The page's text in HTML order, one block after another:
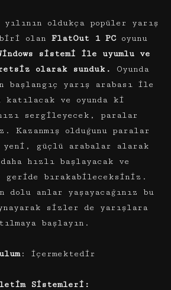
yılının oldukça popüler yarış
biri olan FlatOut 1 PCoyunu
sistemi ile uyumlu ve
olarak sunduk.
Oyunda
yarış arabası ile
katılacak ve oyunda ki
sergileyecek, paralar
Kazanmış olduğunu paralar
güçlü arabalar alarak
hızlı başlayacak ve
bırakabileceksiniz.
dolu anlar yaşayacağınız bu
sizler de yarışlara
başlayın.
: içermektedir
Sistemleri: